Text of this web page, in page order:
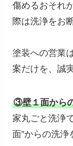
傷めるおそれ
際は洗浄をお
塗装への営業
案だけを、誠
③壁１面から
家丸ごと洗浄
面”からの洗浄